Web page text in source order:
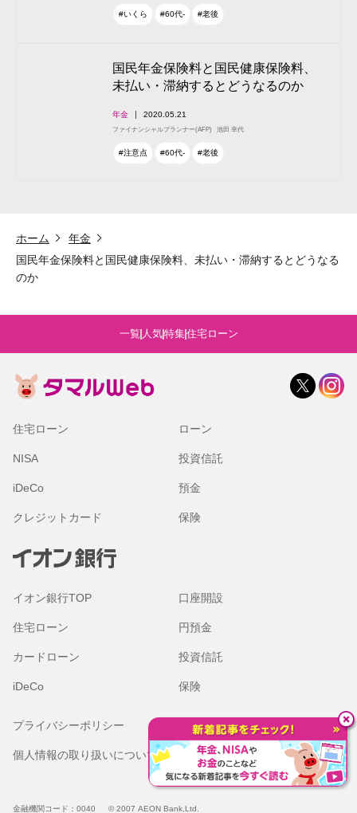
一覧 人気特集住宅ローン
#いくら #60代- #老後
国民年金保険料と国民健康保険料、
未払い・滞納するとどうなるのか
年金 2020.05.21
ファイナンシャルプランナー(AFP) 池田 幸代
#注意点 #60代- #老後
ホーム
年金
国民年金保険料と国民健康保険料、未払い・滞納するとどうなる
のか
住宅ローン ローン
NISA 投資信託
iDeCo 預金
クレジットカード 保険
イオン銀行TOP 口座開設
住宅ローン 円預金
カードローン 投資信託
iDeCo 保険
プライバシーポリシー 金融商品勧誘方針
個人情報の取り扱いについて
本サイトのご利用にあたって
（Cookieの取り扱いについて）
金融機関コード：0040 © 2007 AEON Bank,Ltd.